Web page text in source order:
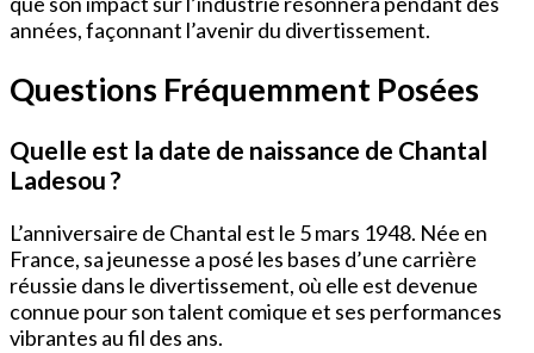
années, façonnant l’avenir du divertissement.
Questions Fréquemment Posées
Quelle est la date de naissance de Chantal
Ladesou ?
L’anniversaire de Chantal est le 5 mars 1948. Née en
France, sa jeunesse a posé les bases d’une carrière
réussie dans le divertissement, où elle est devenue
connue pour son talent comique et ses performances
vibrantes au fil des ans.